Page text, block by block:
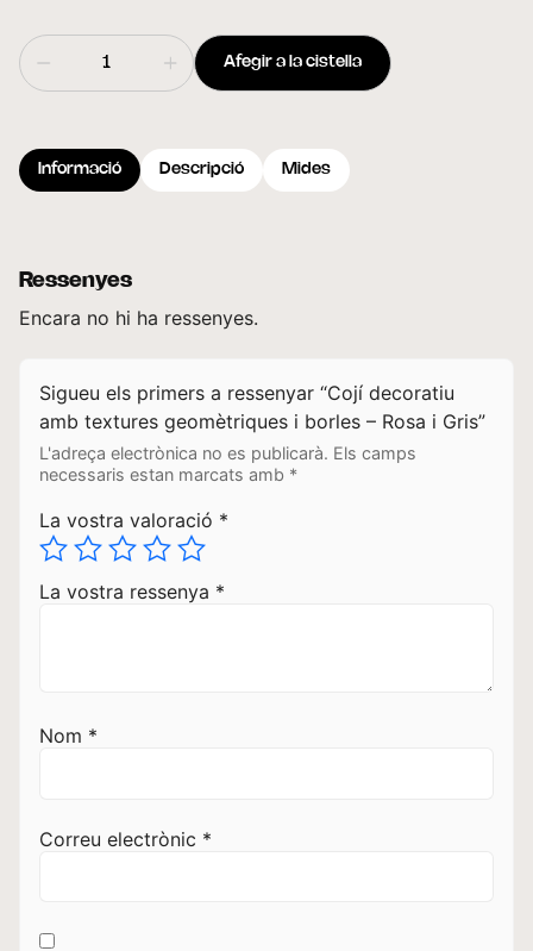
Afegir a la cistella
Informació Descripció Mides
Ressenyes
Encara no hi ha ressenyes.
Sigueu els primers a ressenyar “Cojí decoratiu
amb textures geomètriques i borles – Rosa i Gris”
L'adreça electrònica no es publicarà. Els camps
necessaris estan marcats amb *
La vostra valoració *
La vostra ressenya *
Nom *
Correu electrònic *